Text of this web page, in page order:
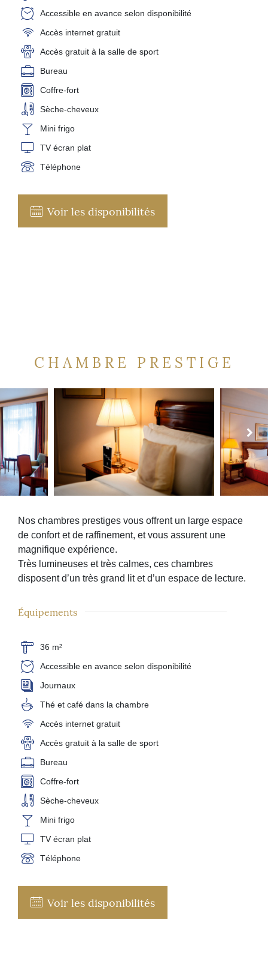
Accessible en avance selon disponibilité
Accès internet gratuit
Accès gratuit à la salle de sport
Bureau
Coffre-fort
Sèche-cheveux
Mini frigo
TV écran plat
Téléphone
Voir les disponibilités
CHAMBRE PRESTIGE
Nos chambres prestiges vous offrent un large espace
de confort et de raffinement, et vous assurent une
magnifique expérience.
Très lumineuses et très calmes, ces chambres
disposent d’un très grand lit et d’un espace de lecture.
Équipements
36 m²
Accessible en avance selon disponibilité
Journaux
Thé et café dans la chambre
Accès internet gratuit
Accès gratuit à la salle de sport
Bureau
Coffre-fort
Sèche-cheveux
Mini frigo
TV écran plat
Téléphone
Voir les disponibilités